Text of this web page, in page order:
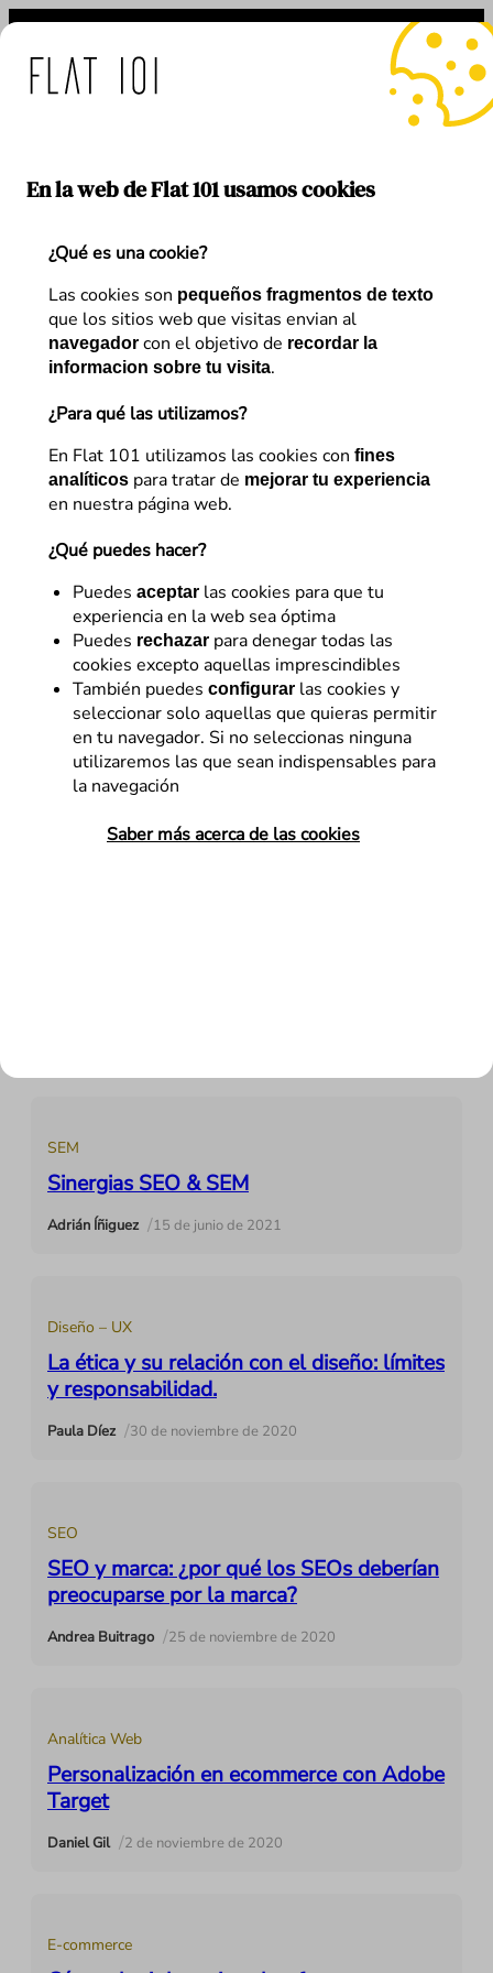
En la web de Flat 101 usamos cookies
¿Qué es una cookie?
Las cookies son pequeños fragmentos de texto
que los sitios web que visitas envian al
navegador con el objetivo de recordar la
informacion sobre tu visita.
¿Para qué las utilizamos?
En Flat 101 utilizamos las cookies con fines
analíticos para tratar de mejorar tu experiencia
en nuestra página web.
¿Qué puedes hacer?
Puedes aceptar las cookies para que tu
experiencia en la web sea óptima
Puedes rechazar para denegar todas las
cookies excepto aquellas imprescindibles
También puedes configurar las cookies y
seleccionar solo aquellas que quieras permitir
en tu navegador. Si no seleccionas ninguna
utilizaremos las que sean indispensables para
la navegación
Saber más acerca de las cookies
Blog
de éxito, metodologías, reflexiones, herramientas y
tendencias— para que profesionales,
emprendedores y marcas puedan elevar su
rendimiento digital, optimizar conversiones y tomar
decisiones fundamentadas en información sólida.
Analítica Web
Business strategy
Conversión – CRO
Desarrollo
Development
Diseño – UX
E-commerce
Marketing
News
SEM
SEO
Sin categoría
Somos Flat
Web Design and UX
SEM
Sinergias SEO & SEM
Adrián Íñiguez /15 de junio de 2021
Diseño – UX
La ética y su relación con el diseño: límites
y responsabilidad.
Paula Díez /30 de noviembre de 2020
SEO
SEO y marca: ¿por qué los SEOs deberían
preocuparse por la marca?
Andrea Buitrago /25 de noviembre de 2020
Analítica Web
Personalización en ecommerce con Adobe
Target
Daniel Gil /2 de noviembre de 2020
E-commerce